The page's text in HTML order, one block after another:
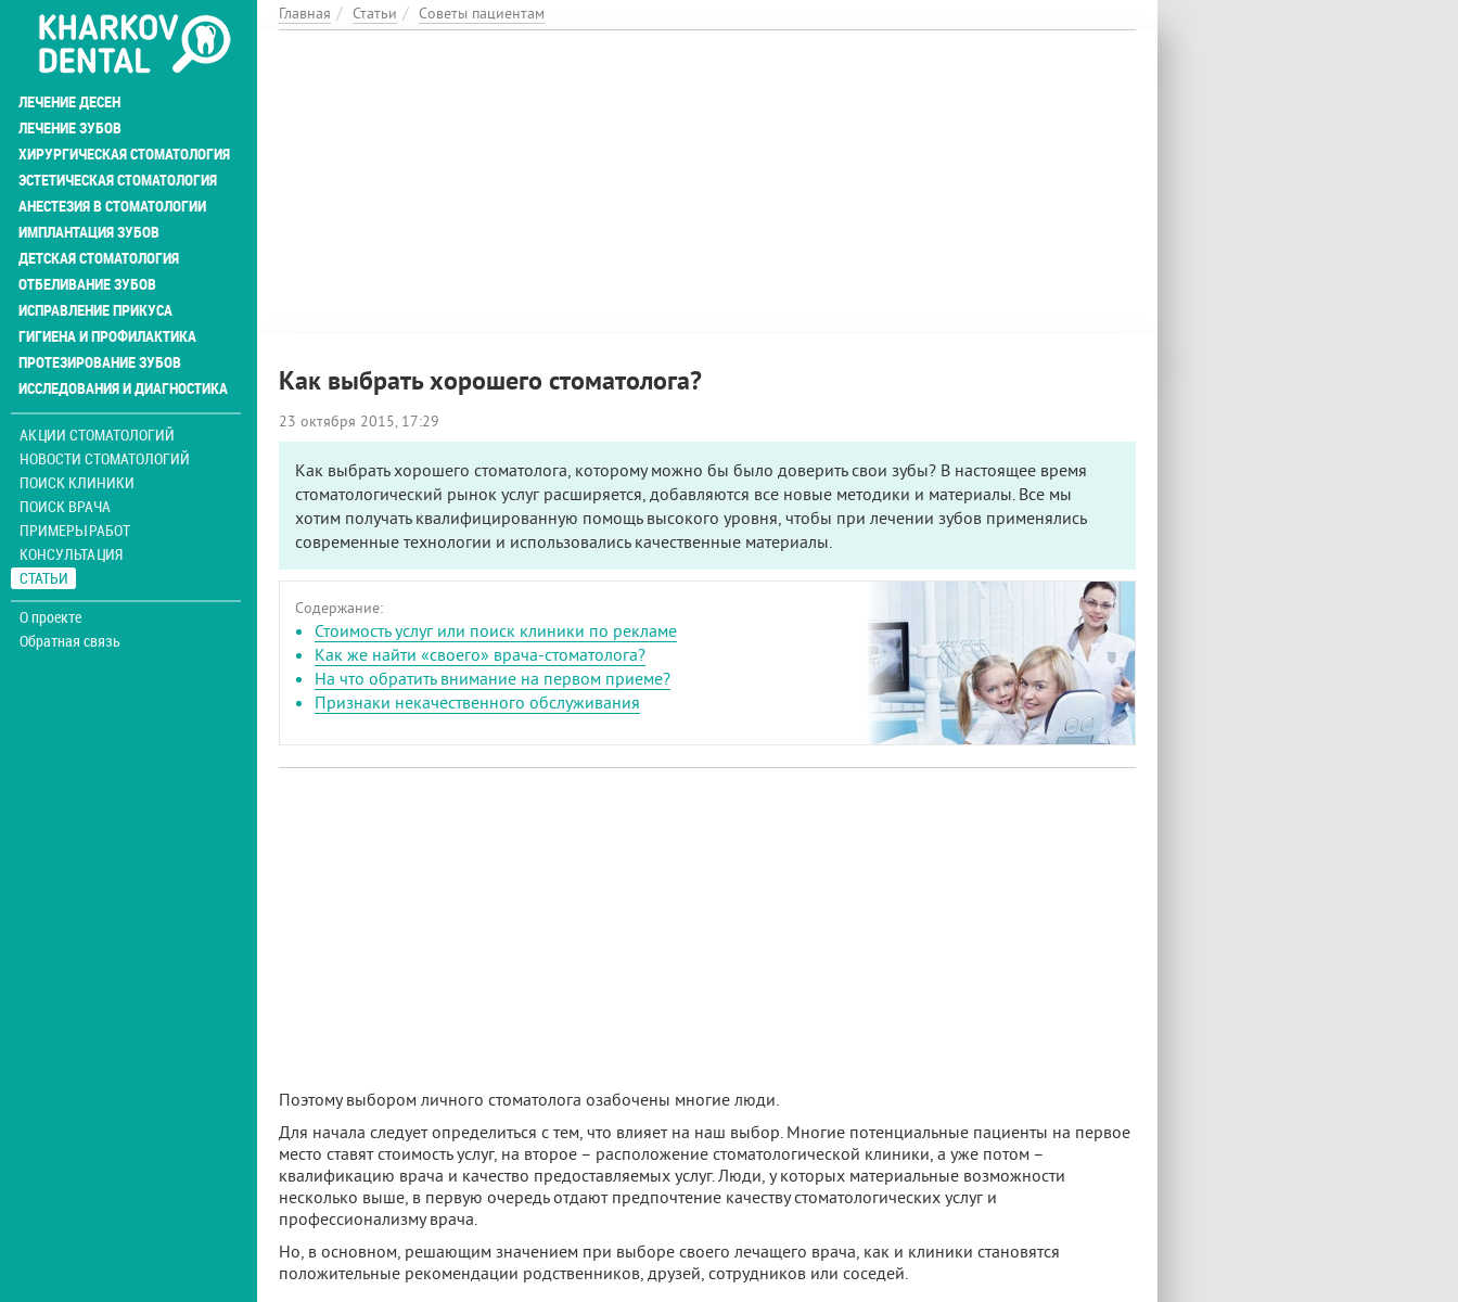
Перейти
основному
содержанию
ЛЕЧЕНИЕ ДЕСЕН
ЛЕЧЕНИЕ ЗУБОВ
ХИРУРГИЧЕСКАЯ СТОМАТОЛОГИЯ
ЭСТЕТИЧЕСКАЯ СТОМАТОЛОГИЯ
АНЕСТЕЗИЯ В СТОМАТОЛОГИИ
ИМПЛАНТАЦИЯ ЗУБОВ
ДЕТСКАЯ СТОМАТОЛОГИЯ
ОТБЕЛИВАНИЕ ЗУБОВ
ИСПРАВЛЕНИЕ ПРИКУСА
ГИГИЕНА И ПРОФИЛАКТИКА
ПРОТЕЗИРОВАНИЕ ЗУБОВ
ИССЛЕДОВАНИЯ И ДИАГНОСТИКА
АКЦИИ СТОМАТОЛОГИЙ
НОВОСТИ СТОМАТОЛОГИЙ
ПОИСК КЛИНИКИ
ПОИСК ВРАЧА
ПРИМЕРЫ РАБОТ
КОНСУЛЬТАЦИЯ
СТАТЬИ
О проекте
Обратная связь
Главная Статьи Советы пациентам
Как выбрать хорошего стоматолога?
23 октября 2015, 17:29
Как выбрать хорошего стоматолога, которому можно бы было доверить свои зубы? В настоящее время
стоматологический рынок услуг расширяется, добавляются все новые методики и материалы. Все мы
хотим получать квалифицированную помощь высокого уровня, чтобы при лечении зубов применялись
современные технологии и использовались качественные материалы.
Содержание:
Стоимость услуг или поиск клиники по рекламе
Как же найти «своего» врача-стоматолога?
На что обратить внимание на первом приеме?
Признаки некачественного обслуживания
Поэтому выбором личного стоматолога озабочены многие люди.
Для начала следует определиться с тем, что влияет на наш выбор. Многие потенциальные пациенты на первое
место ставят стоимость услуг, на второе – расположение стоматологической клиники, а уже потом –
квалификацию врача и качество предоставляемых услуг. Люди, у которых материальные возможности
несколько выше, в первую очередь отдают предпочтение качеству стоматологических услуг и
профессионализму врача.
Но, в основном, решающим значением при выборе своего лечащего врача, как и клиники становятся
положительные рекомендации родственников, друзей, сотрудников или соседей.